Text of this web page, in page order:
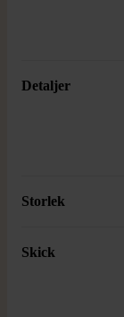
Detaljer
Storlek
Skick